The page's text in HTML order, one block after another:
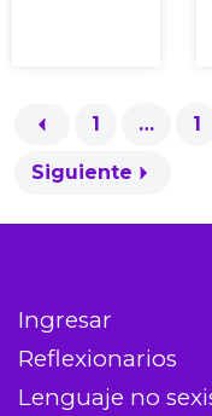
1 … 1
Siguiente
Ingresar
Reflexionarios
Lenguaje no